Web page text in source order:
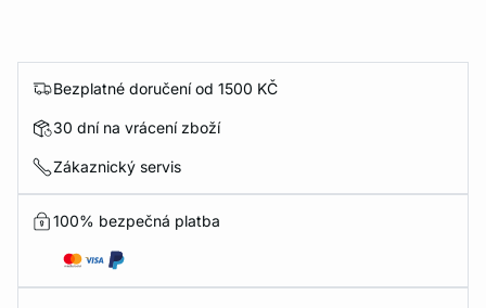
Bezplatné doručení od 1500 KČ
30 dní na vrácení zboží
Zákaznický servis
100% bezpečná platba